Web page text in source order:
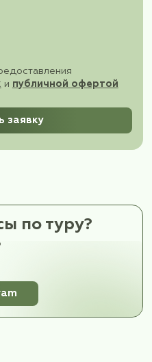
объектов может
в зависимости от
дорожной
на тур,
с вами